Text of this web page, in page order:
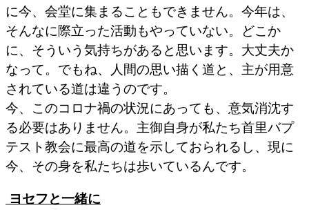
に今、会堂に集まることもできません。今年は、
そんなに際立った活動もやっていない。どこか
に、そういう気持ちがあると思います。大丈夫か
なって。でもね、人間の思い描く道と、主が用意
されている道は違うのです。
今、このコロナ禍の状況にあっても、意気消沈す
る必要はありません。主御自身が私たち首里バプ
テスト教会に最高の道を示しておられるし、現に
今、その身を私たちは歩いているんです。
ヨセフと一緒に